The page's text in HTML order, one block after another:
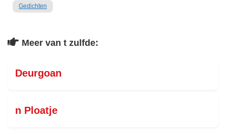
Gedichten
Meer van t zulfde:
Deurgoan
n Ploatje